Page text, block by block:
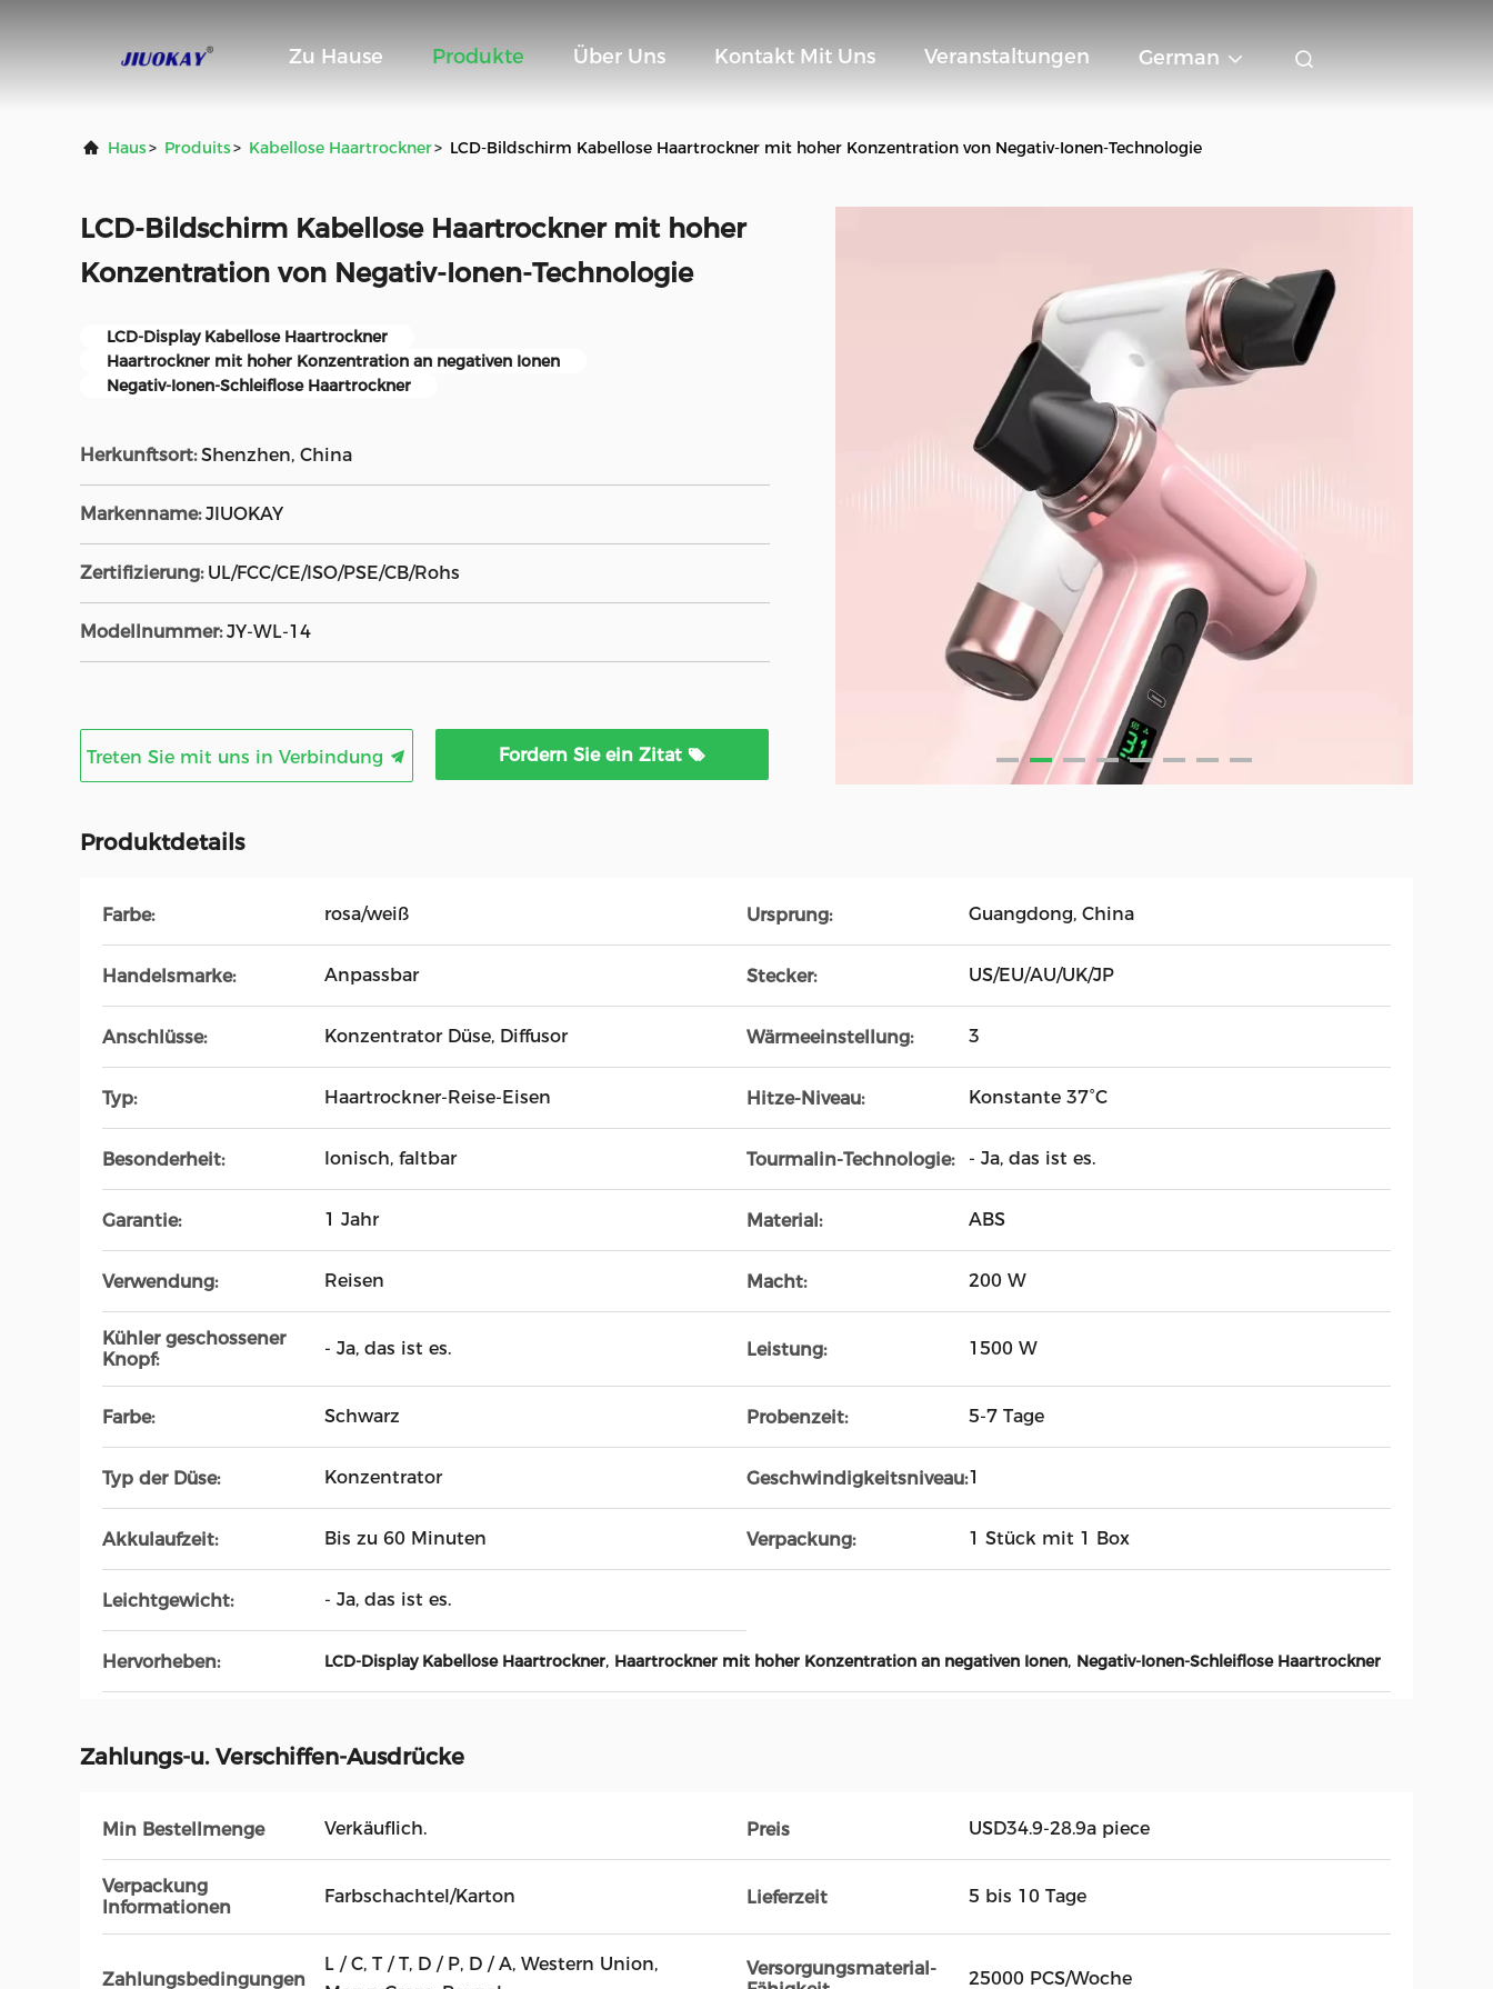
Zu Hause Produkte Über Uns Kontakt Mit Uns Veranstaltungen German
Haus> Produits> Kabellose Haartrockner> LCD-Bildschirm Kabellose Haartrockner mit hoher Konzentration von Negativ-Ionen-Technologie
LCD-Bildschirm Kabellose Haartrockner mit hoher
Konzentration von Negativ-Ionen-Technologie
LCD-Display Kabellose Haartrockner
Haartrockner mit hoher Konzentration an negativen Ionen
Negativ-Ionen-Schleiflose Haartrockner
Herkunftsort: Shenzhen, China
Markenname: JIUOKAY
Zertifizierung: UL/FCC/CE/ISO/PSE/CB/Rohs
Modellnummer: JY-WL-14
Treten Sie mit uns in Verbindung Fordern Sie ein Zitat
Produktdetails
Farbe: rosa/weiß Ursprung: Guangdong, China
Handelsmarke: Anpassbar Stecker: US/EU/AU/UK/JP
Anschlüsse: Konzentrator Düse, Diffusor Wärmeeinstellung: 3
Typ: Haartrockner-Reise-Eisen Hitze-Niveau: Konstante 37°C
Besonderheit: Ionisch, faltbar Tourmalin-Technologie: - Ja, das ist es.
Garantie: 1 Jahr Material: ABS
Verwendung: Reisen Macht: 200 W
Kühler geschossener
Knopf:
- Ja, das ist es. Leistung: 1500 W
Farbe: Schwarz Probenzeit: 5-7 Tage
Typ der Düse: Konzentrator Geschwindigkeitsniveau:1
Akkulaufzeit: Bis zu 60 Minuten Verpackung: 1 Stück mit 1 Box
Leichtgewicht: - Ja, das ist es.
Hervorheben: LCD-Display Kabellose Haartrockner, Haartrockner mit hoher Konzentration an negativen Ionen, Negativ-Ionen-Schleiflose Haartrockner
Zahlungs-u. Verschiffen-Ausdrücke
Min Bestellmenge Verkäuflich. Preis USD34.9-28.9a piece
Verpackung
Informationen
Farbschachtel/Karton Lieferzeit 5 bis 10 Tage
Zahlungsbedingungen
L / C, T / T, D / P, D / A, Western Union,
Versorgungsmaterial-
25000 PCS/Woche